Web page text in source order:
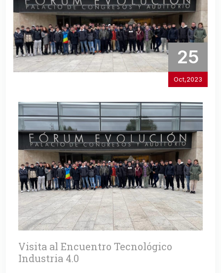
25
Oct,2023
Visita al Encuentro Tecnológico
Industria 4.0